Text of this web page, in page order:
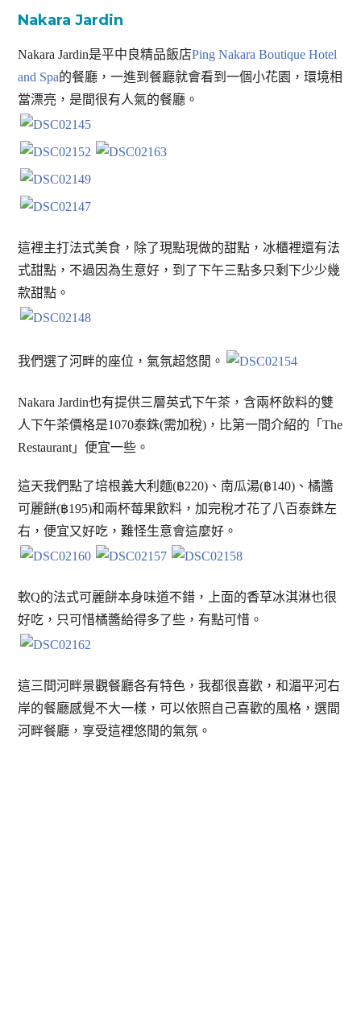
Nakara Jardin
Nakara Jardin是平中良精品飯店Ping Nakara Boutique Hotel
and Spa的餐廳，一進到餐廳就會看到一個小花園，環境相
當漂亮，是間很有人氣的餐廳。
這裡主打法式美食，除了現點現做的甜點，冰櫃裡還有法
式甜點，不過因為生意好，到了下午三點多只剩下少少幾
款甜點。
我們選了河畔的座位，氣氛超悠閒。
Nakara Jardin也有提供三層英式下午茶，含兩杯飲料的雙
人下午茶價格是1070泰銖(需加稅)，比第一間介紹的「The
Restaurant」便宜一些。
這天我們點了培根義大利麵(฿220)、南瓜湯(฿140)、橘醬
可麗餅(฿195)和兩杯莓果飲料，加完稅才花了八百泰銖左
右，便宜又好吃，難怪生意會這麼好。
軟Q的法式可麗餅本身味道不錯，上面的香草冰淇淋也很
好吃，只可惜橘醬給得多了些，有點可惜。
這三間河畔景觀餐廳各有特色，我都很喜歡，和湄平河右
岸的餐廳感覺不大一樣，可以依照自己喜歡的風格，選間
河畔餐廳，享受這裡悠閒的氣氛。